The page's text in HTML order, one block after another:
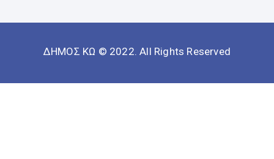
ΔΗΜΟΣ ΚΩ © 2022. All Rights Reserved